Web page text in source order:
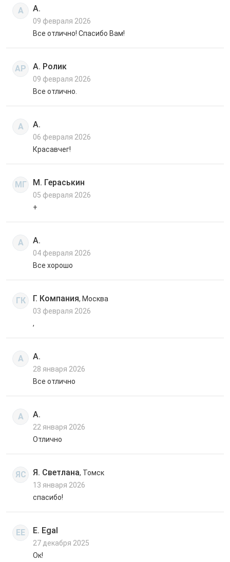
А А.
09 февраля 2026
Все отлично! Спасибо Вам!
АР А. Ролик
09 февраля 2026
Все отлично.
А А.
06 февраля 2026
Красавчег!
МГ М. Гераськин
05 февраля 2026
+
А А.
04 февраля 2026
Все хорошо
ГК Г. Компания, Москва
03 февраля 2026
,
А А.
28 января 2026
Все отлично
А А.
22 января 2026
Отлично
ЯС Я. Светлана, Томск
13 января 2026
спасибо!
EE E. Egal
27 декабря 2025
Ок!